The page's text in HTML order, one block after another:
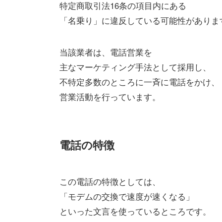
特定商取引法16条の項目内にある
「名乗り」に違反している可能性があり
当該業者は、電話営業を
主なマーケティング手法として採用し、
不特定多数のところに一斉に電話をかけ、
営業活動を行っています。
電話の特徴
この電話の特徴としては、
「モデムの交換で速度が速くなる」
といった文言を使っているところです。